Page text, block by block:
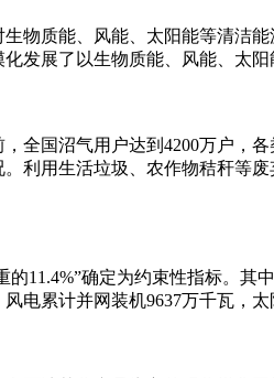
物质能、风能、太阳能等清洁
发展了以生物质能、风能、太阳
国沼气用户达到4200万户，
利用生活垃圾、农作物秸秆等
11.4%”确定为约束性指标。
电累计并网装机9637万千瓦，太